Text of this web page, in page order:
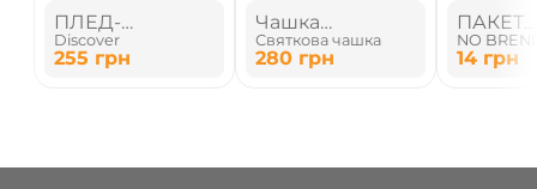
ПЛЕД-
ПОДУШКА
Discover
255 грн
Чашка
"Зимовий
Дегустатор
Святкова чашка
280 грн
ПАКЕТ
NO
14 грн